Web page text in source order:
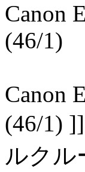
Canon
(46/1)
Canon
(46/1)
ルクル